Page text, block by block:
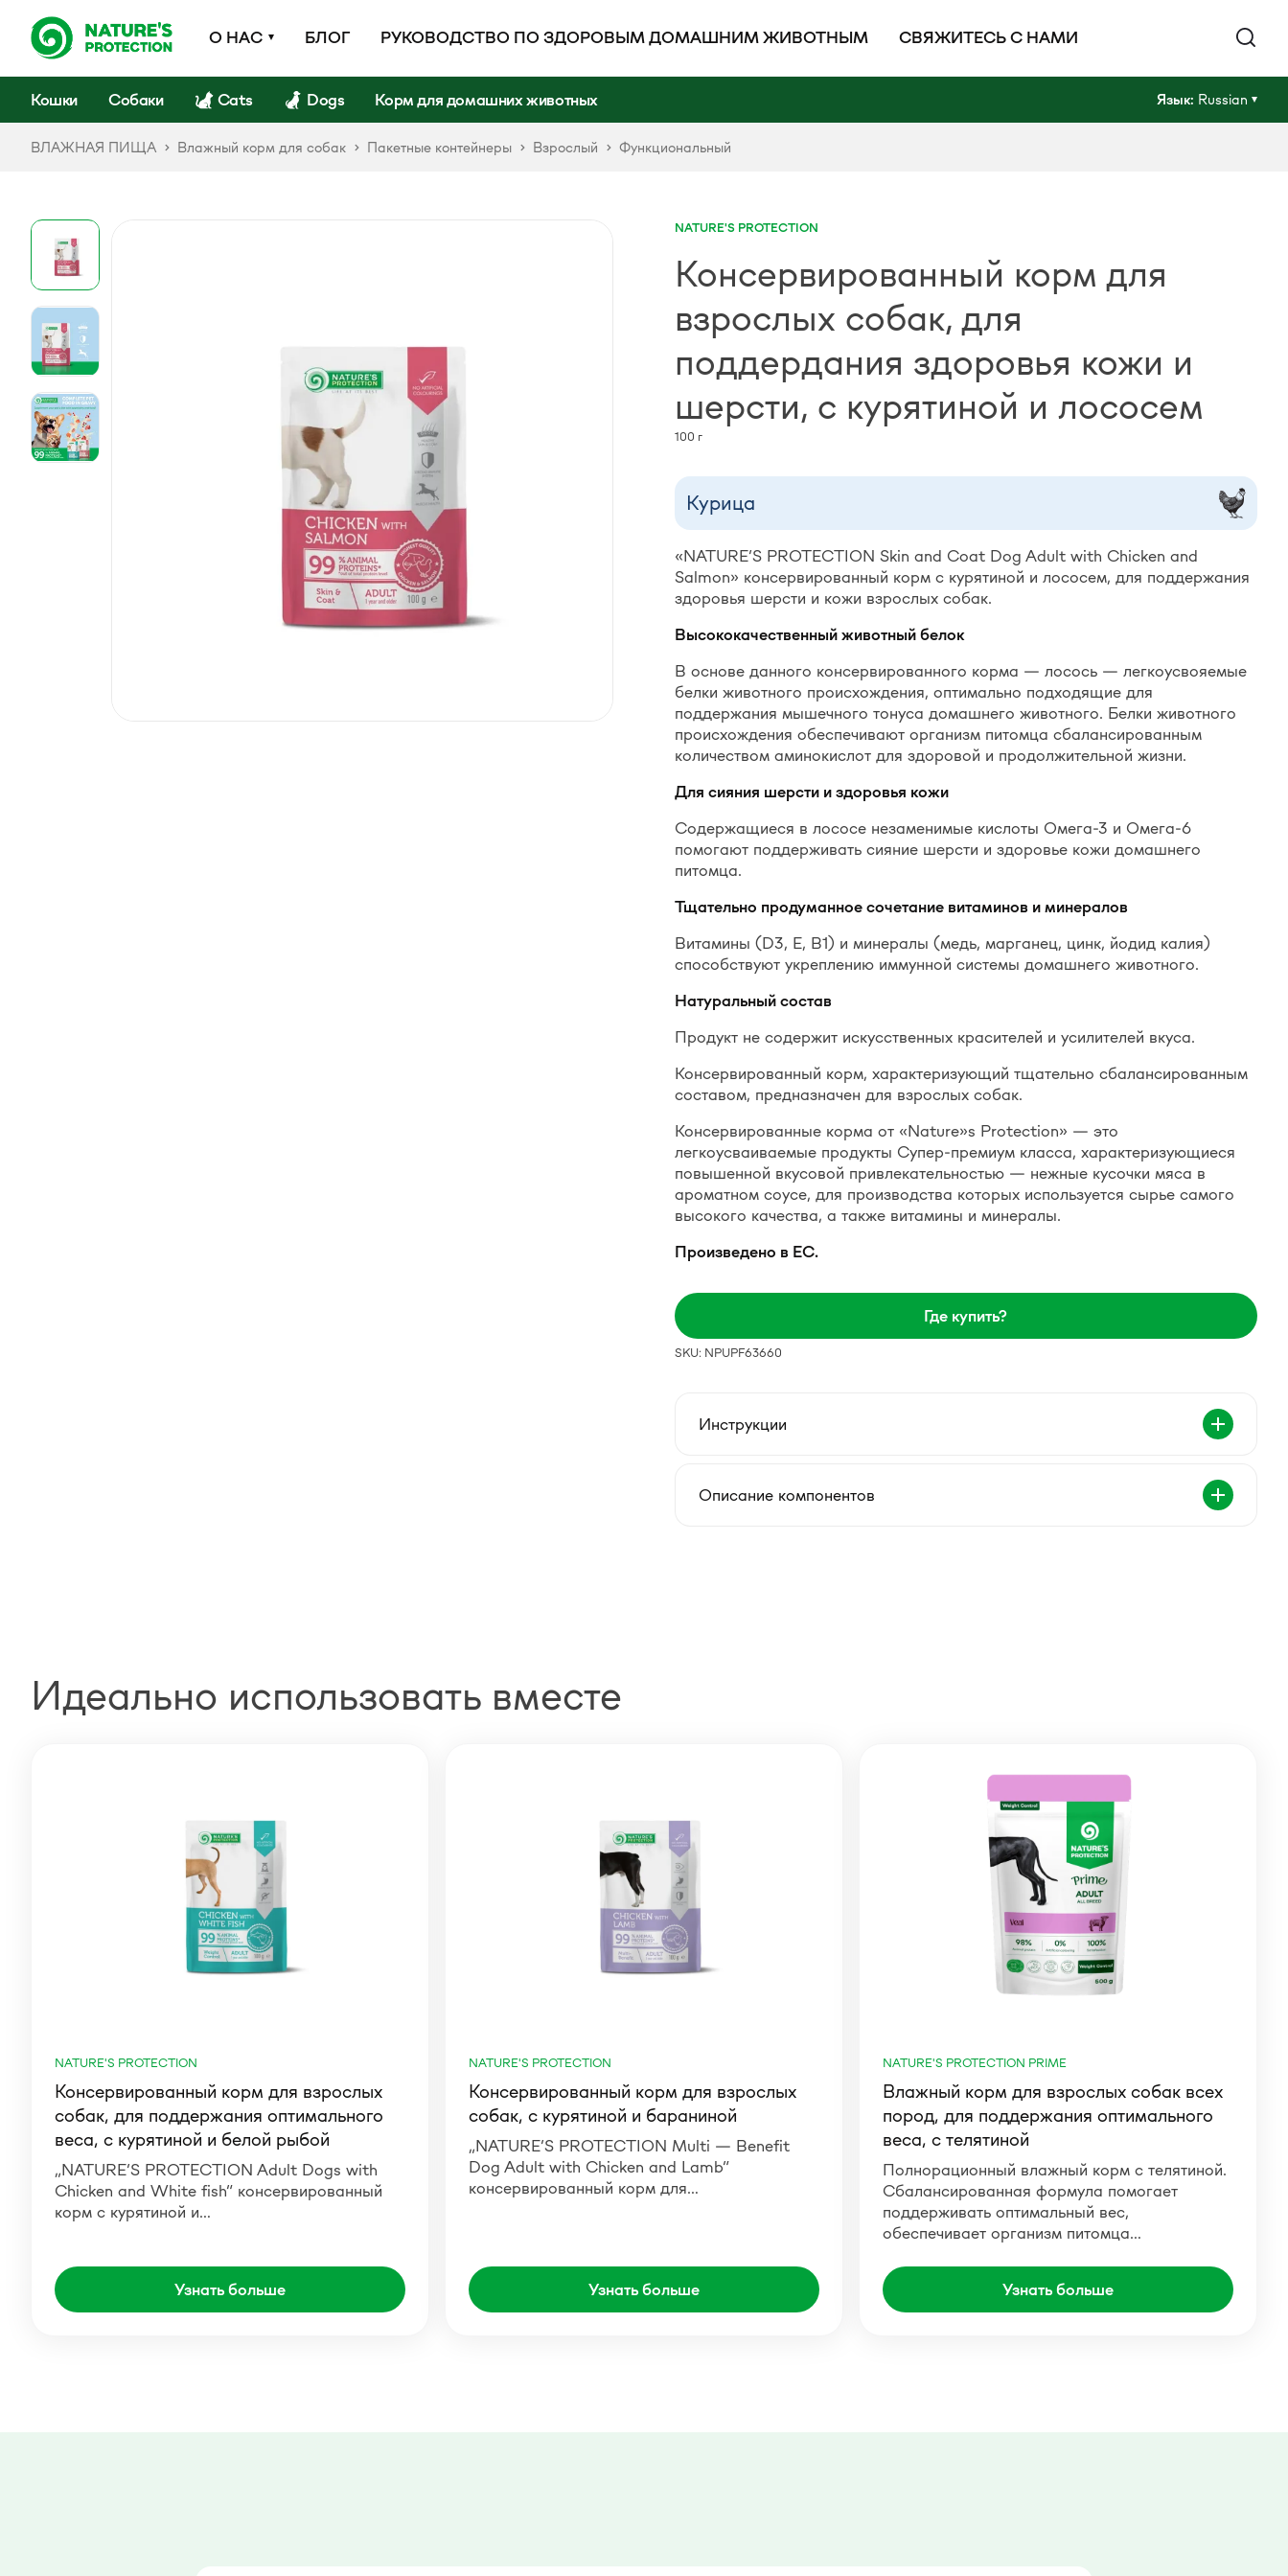
О НАС БЛОГ РУКОВОДСТВО ПО ЗДОРОВЫМ ДОМАШНИМ ЖИВОТНЫМ СВЯЖИТЕСЬ С НАМИ
Кошки Собаки Cats Dogs Корм для домашних животных Язык: Russian
ВЛАЖНАЯ ПИЩА Влажный корм для собак Пакетные контейнеры Взрослый Функциональный
NATURE'S PROTECTION
Консервированный корм для
взрослых собак, для
поддердания здоровья кожи и
шерсти, с курятиной и лососем
100 г
Курица
«NATURE’S PROTECTION Skin and Coat Dog Adult with Chicken and
Salmon» консервированный корм с курятиной и лососем, для поддержания
здоровья шерсти и кожи взрослых собак.
Высококачественный животный белок
В основе данного консервированного корма — лосось — легкоусвояемые
белки животного происхождения, оптимально подходящие для
поддержания мышечного тонуса домашнего животного. Белки животного
происхождения обеспечивают организм питомца сбалансированным
количеством аминокислот для здоровой и продолжительной жизни.
Для сияния шерсти и здоровья кожи
Содержащиеся в лососе незаменимые кислоты Омега-3 и Омега-6
помогают поддерживать сияние шерсти и здоровье кожи домашнего
питомца.
Тщательно продуманное сочетание витаминов и минералов
Витамины (D3, E, B1) и минералы (медь, марганец, цинк, йодид калия)
способствуют укреплению иммунной системы домашнего животного.
Натуральный состав
Продукт не содержит искусственных красителей и усилителей вкуса.
Консервированный корм, характеризующий тщательно сбалансированным
составом, предназначен для взрослых собак.
Консервированные корма от «Nature»s Protection» — это
легкоусваиваемые продукты Супер-премиум класса, характеризующиеся
повышенной вкусовой привлекательностью — нежные кусочки мяса в
ароматном соусе, для производства которых используется сырье самого
высокого качества, а также витамины и минералы.
Произведено в ЕС.
Где купить?
SKU: NPUPF63660
Инструкции
Описание компонентов
Идеально использовать вместе
NATURE'S PROTECTION
Консервированный корм для взрослых
собак, для поддержания оптимального
веса, с курятиной и белой рыбой
„NATURE’S PROTECTION Adult Dogs with
Chicken and White fish“ консервированный
корм с курятиной и…
Узнать больше
NATURE'S PROTECTION
Консервированный корм для взрослых
собак, с курятиной и бараниной
„NATURE’S PROTECTION Multi — Benefit
Dog Adult with Chicken and Lamb“
консервированный корм для…
Узнать больше
NATURE'S PROTECTION PRIME
Влажный корм для взрослых собак всех
пород, для поддержания оптимального
веса, с телятиной
Полнорационный влажный корм с телятиной.
Сбалансированная формула помогает
поддерживать оптимальный вес,
обеспечивает организм питомца…
Узнать больше